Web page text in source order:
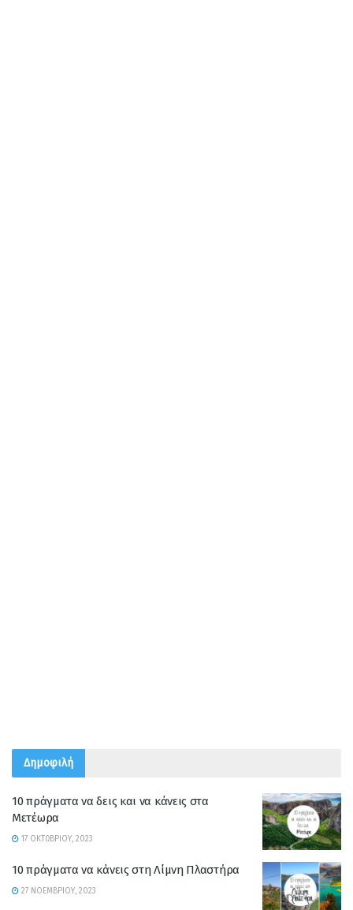
Δημοφιλή
10 πράγματα να δεις και να κάνεις στα
Μετέωρα
17 ΟΚΤΩΒΡΊΟΥ, 2023
10 πράγματα να κάνεις στη Λίμνη Πλαστήρα
27 ΝΟΕΜΒΡΊΟΥ, 2023